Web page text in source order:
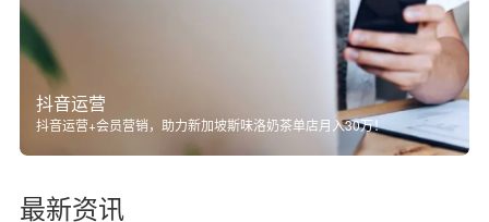
抖音运营
抖音运营+会员营销，助力新加坡斯味洛奶茶单店月入30万！
最新资讯